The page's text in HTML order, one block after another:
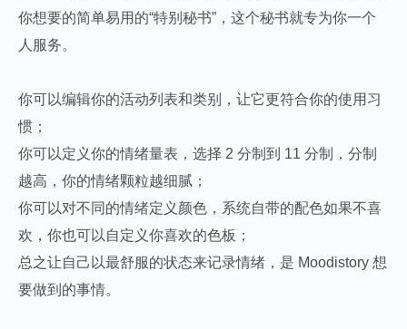
你想要的简单易用的“特别秘书”，这个秘书就专为你一个
人服务。
你可以编辑你的活动列表和类别，让它更符合你的使用习
惯；
你可以定义你的情绪量表，选择 2 分制到 11 分制，分制
越高，你的情绪颗粒越细腻；
你可以对不同的情绪定义颜色，系统自带的配色如果不喜
欢，你也可以自定义你喜欢的色板；
总之让自己以最舒服的状态来记录情绪，是 Moodistory 想
要做到的事情。